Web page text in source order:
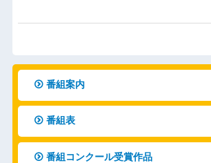
番組案内
番組表
番組コンクール受賞作品